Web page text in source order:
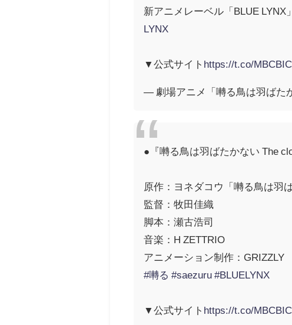
新アニメレーベル「BLUE
LYNX
▼公式サイト https://t.co/
— 劇場アニメ「囀る鳥は羽ばた
●『囀る鳥は羽ばたかない The
原作：ヨネダコウ「囀る鳥は羽
監督：牧田佳織
脚本：瀬古浩司
音楽：H ZETTRIO
アニメーション制作：GRIZZLY
#囀る #saezuru #BLUELYNX
▼公式サイト https://t.co/